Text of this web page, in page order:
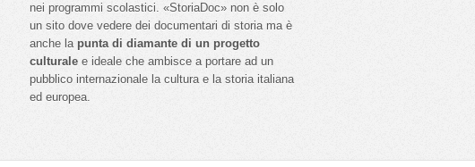
nei programmi scolastici. «StoriaDoc» non è solo
un sito dove vedere dei documentari di storia ma è
anche la punta di diamante di un progetto
culturale e ideale che ambisce a portare ad un
pubblico internazionale la cultura e la storia italiana
ed europea.